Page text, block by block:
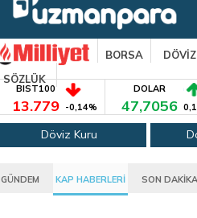
BORSA DÖVİZ
SÖZLÜK
BIST100
13.779 -0,14%
DOLAR
47,7056
Döviz Kuru
GÜNDEM KAP HABERLERİ SON DAKİKA